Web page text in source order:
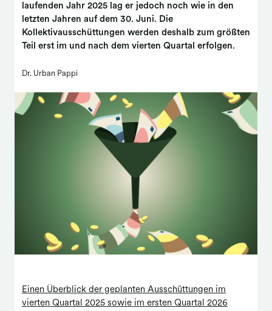
laufenden Jahr 2025 lag er jedoch noch wie in den
letzten Jahren auf dem 30. Juni. Die
Kollektivausschüttungen werden deshalb zum größten
Teil erst im und nach dem vierten Quartal erfolgen.
Dr. Urban Pappi
Einen Überblick der geplanten Ausschüttungen im
vierten Quartal 2025 sowie im ersten Quartal 2026